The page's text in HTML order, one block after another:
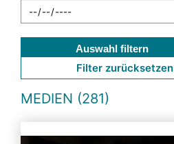
Auswahl filtern
Filter zurücksetzen
MEDIEN (281)